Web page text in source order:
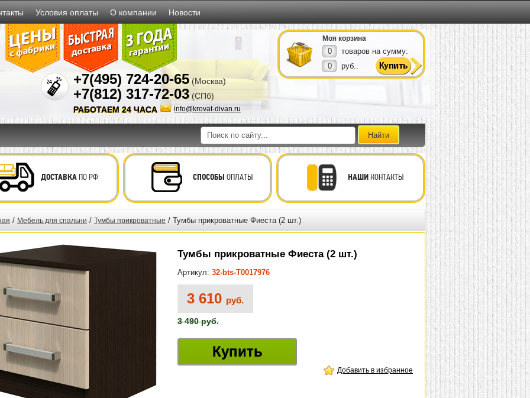
Условия оплаты О компании Новости
+7(495) 724-20-65 (Москва)
+7(812) 317-72-03 (СПб)
info@krovat-divan.ru
РАБОТАЕМ 24 ЧАСА
Моя корзина
0
товаров на сумму:
0
руб..
ДОСТАВКАПО РФ СПОСОБЫ ОПЛАТЫ НАШИКОНТАКТЫ
/ Мебель для спальни / Тумбы прикроватные / Тумбы прикроватные Фиеста (2 шт.)
Тумбы прикроватные Фиеста (2 шт.)
Артикул: 32-bts-Т0017976
3 610 руб.
3 490 руб.
Купить
Добавить в избранное